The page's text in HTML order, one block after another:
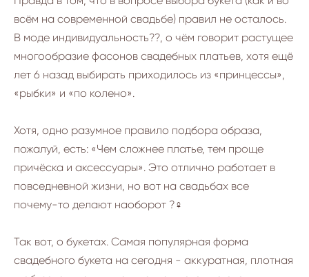
всём на современной свадьбе) правил не осталось.
В моде индивидуальность?‍?, о чём говорит растущее
многообразие фасонов свадебных платьев, хотя ещё
лет 6 назад выбирать приходилось из «принцессы»,
«рыбки» и «по колено».
Хотя, одно разумное правило подбора образа,
пожалуй, есть: «Чем сложнее платье, тем проще
причёска и аксессуары». Это отлично работает в
повседневной жизни, но вот на свадьбах все
почему-то делают наоборот ?‍♀️
Так вот, о букетах. Самая популярная форма
свадебного букета на сегодня - аккуратная, плотная